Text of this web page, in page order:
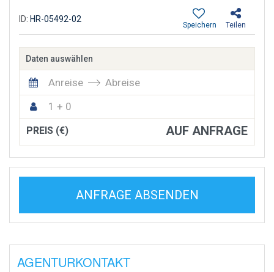
ID: HR-05492-02
Teilen
Speichern
Daten auswählen
Anreise
Abreise
1 + 0
PREIS (€) AUF ANFRAGE
ANFRAGE ABSENDEN
AGENTURKONTAKT